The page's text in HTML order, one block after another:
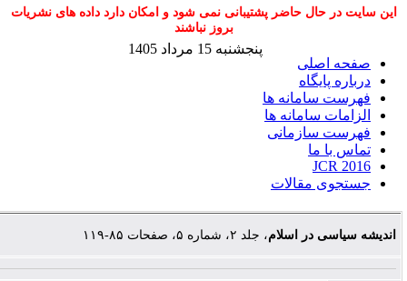
در حال حاضر پشتیبانی نمی شود و امکان دارد داده های نشریات
بروز نباشند
اصلی
پایگاه
سامانه ها
سامانه ها
سازمانی
با ما
JCR
مقالات
در اسلام ، جلد ۲، شماره ۵، صفحات ۸۵-۱۱۹